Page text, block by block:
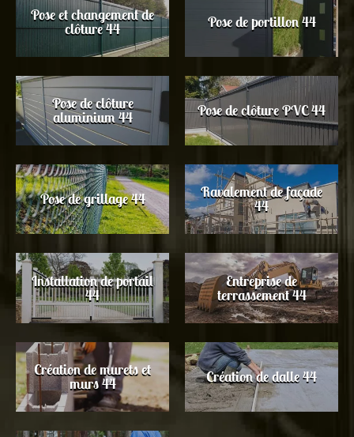
Pose et changement de
clôture 44 Pose de portillon 44
Pose de clôture
aluminium 44 Pose de clôture PVC 44
Pose de grillage 44 Ravalement de façade
44
Installation de portail
44
Entreprise de
terrassement 44
Création de murets et
murs 44 Création de dalle 44